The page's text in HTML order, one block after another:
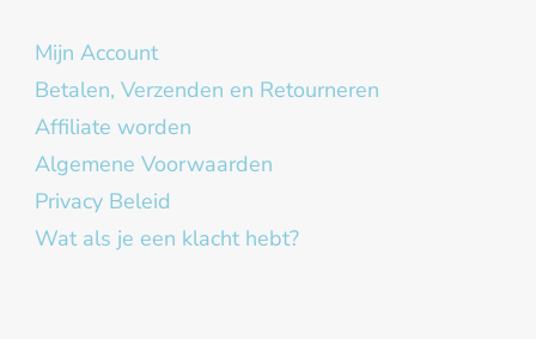
Mijn Account
Betalen, Verzenden en Retourneren
Affiliate worden
Algemene Voorwaarden
Privacy Beleid
Wat als je een klacht hebt?